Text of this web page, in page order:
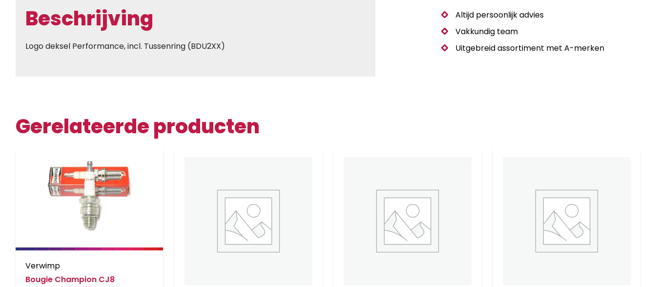
Beschrijving
Logo deksel Performance, incl. Tussenring (BDU2XX)
Altijd persoonlijk advies
Vakkundig team
Uitgebreid assortiment met A-merken
Gerelateerde producten
Verwimp
Bougie Champion CJ8